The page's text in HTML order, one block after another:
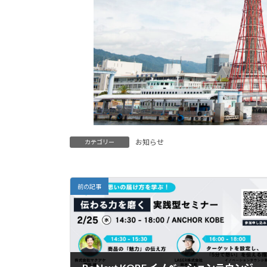
カテゴリー お知らせ
前の記事